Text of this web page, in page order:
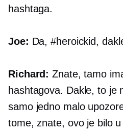
hashtaga.
Joe: Da, #heroickid,
Richard: Znate, tamo
hashtagova. Dakle, to je
samo jedno malo
tome, znate, ovo je bilo